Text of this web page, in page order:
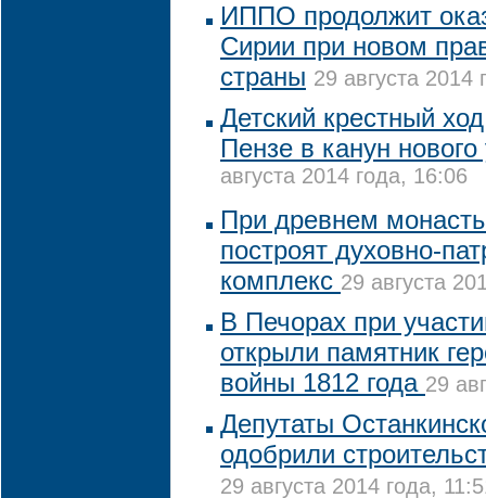
ИППО продолжит
Сирии при новом
страны 29 августа 2014
Детский крестный
Пензе в канун нового
августа 2014 года, 16:06
При древнем
построят духовно-
комплекс 29 августа
В Печорах при
открыли памятник
войны 1812 года 29
Депутаты
одобрили
29 августа 2014 года,